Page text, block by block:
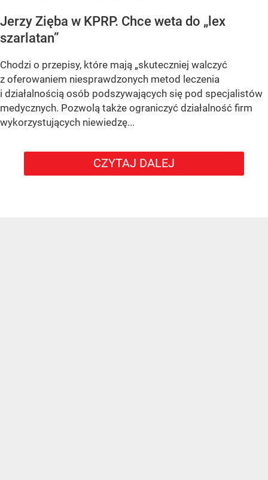
Jerzy Zięba w KPRP. Chce weta do „lex
szarlatan”
Chodzi o przepisy, które mają „skuteczniej walczyć
z oferowaniem niesprawdzonych metod leczenia
i działalnością osób podszywających się pod specjalistów
medycznych. Pozwolą także ograniczyć działalność firm
wykorzystujących niewiedzę...
CZYTAJ DALEJ